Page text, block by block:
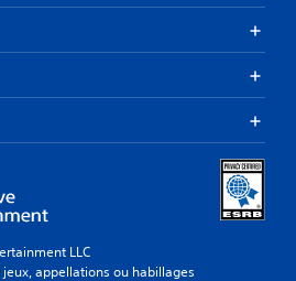
LLC
appellations ou habillages